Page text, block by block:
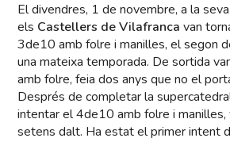
El divendres, 1 de novembre, a la
els Castellers de Vilafranca van
3de10 amb folre i manilles, el segon
una mateixa temporada. De sortida
amb folre, feia dos anys que no el
Després de completar la
intentar el 4de10 amb folre i manilles,
setens dalt. Ha estat el primer intent